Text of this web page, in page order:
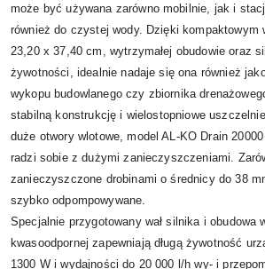
może być używana zarówno mobilnie, jak i
również do czystej wody. Dzięki kompaktowym
23,20 x 37,40 cm, wytrzymałej obudowie oraz
żywotności, idealnie nadaje się ona również
wykopu budowlanego czy zbiornika
stabilną konstrukcję i wielostopniowe
duże otwory wlotowe, model AL-KO Drain
radzi sobie z dużymi zanieczyszczeniami.
zanieczyszczone drobinami o średnicy do 38
szybko odpompowywane.
Specjalnie przygotowany wał silnika i obudowa
kwasoodpornej zapewniają długą żywotność
1300 W i wydajności do 20 000 l/h wy- i